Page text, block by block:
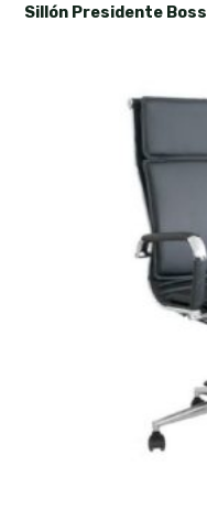
Sillón Presidente Boss